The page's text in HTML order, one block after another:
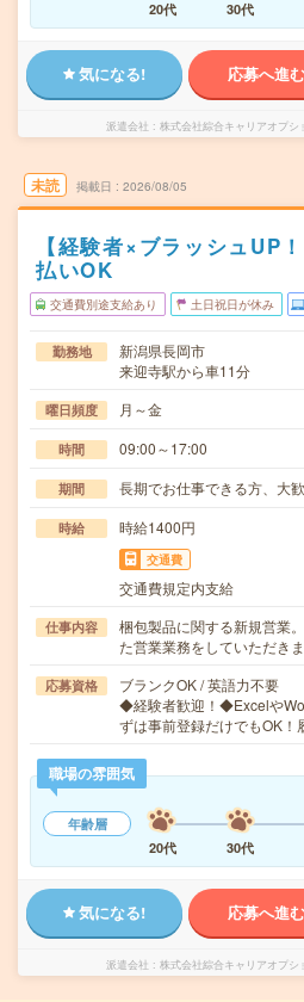
20代 30代
気になる! 応募へ進む
派遣会社 株式会社綜合キャリアオプ
未読 掲載日 2026/08/05
【経験者×ブラッシュUP
払いOK
交通費別途支給あり 土日祝日が休み
勤務地
新潟県長岡市
来迎寺駅から車11分
曜日頻度 月～金
時間 09:00～17:00
期間 長期でお仕事できる方、大歓
時給 時給1400円
交通費
交通費規定内支給
仕事内容
梱包製品に関する新規営業
た営業業務をしていただき
応募資格
ブランクOK / 英語力不要
◆経験者歓迎！◆Excelや
ずは事前登録だけでもOK
職場の雰囲気
年齢層
20代
30代
気になる! 応募へ進む
派遣会社 株式会社綜合キャリアオプ